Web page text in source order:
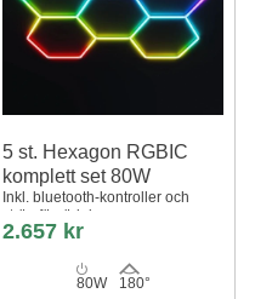
5 st. Hexagon RGBIC
komplett set 80W
Inkl. bluetooth-kontroller och
strömförsörjning
2.657 kr
80W 180°